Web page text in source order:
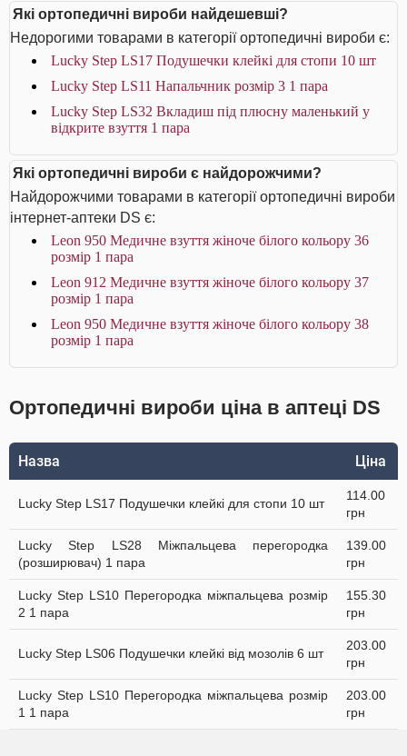
Які ортопедичні вироби найдешевші?
Недорогими товарами в категорії ортопедичні вироби є:
Lucky Step LS17 Подушечки клейкі для стопи 10 шт
Lucky Step LS11 Напальчник розмір 3 1 пара
Lucky Step LS32 Вкладиш під плюсну маленький у
відкрите взуття 1 пара
Які ортопедичні вироби є найдорожчими?
Найдорожчими товарами в категорії ортопедичні вироби
інтернет-аптеки DS є:
Leon 950 Медичне взуття жіноче білого кольору 36
розмір 1 пара
Leon 912 Медичне взуття жіноче білого кольору 37
розмір 1 пара
Leon 950 Медичне взуття жіноче білого кольору 38
розмір 1 пара
Ортопедичні вироби ціна в аптеці DS
Назва Ціна
Lucky Step LS17 Подушечки клейкі для стопи 10 шт
114.00
грн
Lucky Step LS28 Міжпальцева перегородка
(розширювач) 1 пара
139.00
грн
Lucky Step LS10 Перегородка міжпальцева розмір
2 1 пара
155.30
грн
Lucky Step LS06 Подушечки клейкі від мозолів 6 шт
203.00
грн
Lucky Step LS10 Перегородка міжпальцева розмір
1 1 пара
203.00
грн